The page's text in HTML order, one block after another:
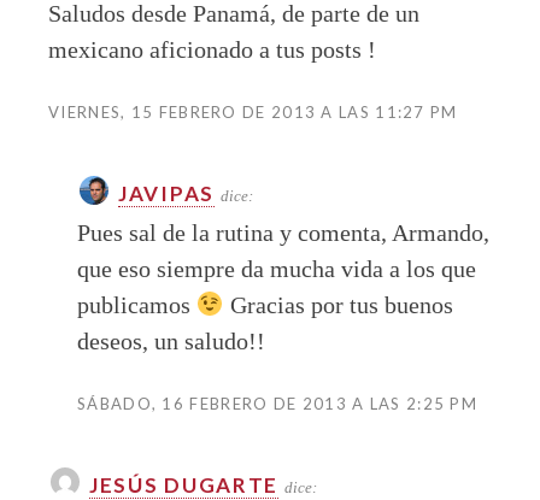
Saludos desde Panamá, de parte de un
mexicano aficionado a tus posts !
VIERNES, 15 FEBRERO DE 2013 A LAS 11:27 PM
JAVIPAS dice:
Pues sal de la rutina y comenta, Armando,
que eso siempre da mucha vida a los que
publicamos
Gracias por tus buenos
deseos, un saludo!!
SÁBADO, 16 FEBRERO DE 2013 A LAS 2:25 PM
JESÚS DUGARTE dice: